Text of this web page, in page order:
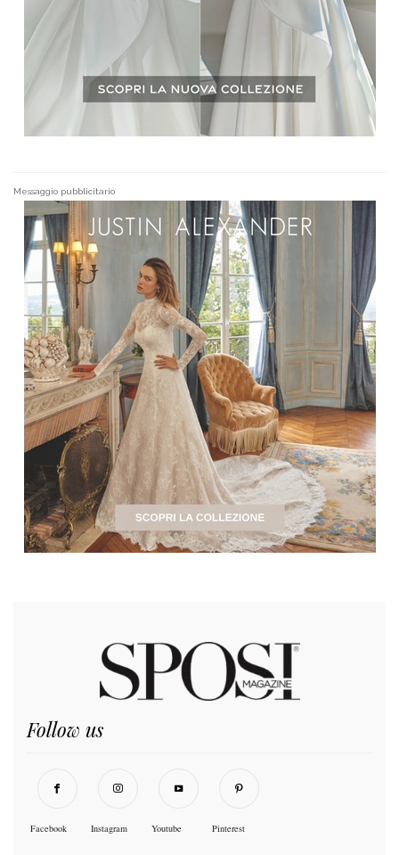
Messaggio pubblicitario
Follow us
Facebook Instagram Youtube Pinterest